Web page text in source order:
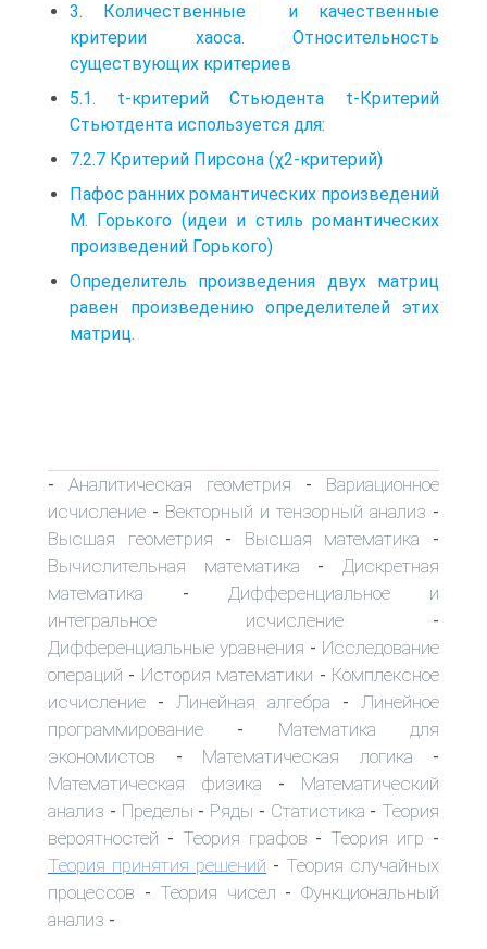
3. Количественные и качественные
критерии хаоса. Относительность
существующих критериев
5.1. t-критерий Стьюдента t-Критерий
Стьютдента используется для:
7.2.7 Критерий Пирсона (χ2-критерий)
Пафос ранних романтических произведений
М. Горького (идеи и стиль романтических
произведений Горького)
Определитель произведения двух матриц
равен произведению определителей этих
матриц.
- Аналитическая геометрия - Вариационное
исчисление - Векторный и тензорный анализ -
Высшая геометрия - Высшая математика -
Вычислительная математика -Дискретная
математика - Дифференциальное и
интегральное исчисление -
Дифференциальные уравнения - Исследование
операций - История математики - Комплексное
исчисление - Линейная алгебра - Линейное
программирование - Математика для
экономистов - Математическая логика -
Математическая физика - Математический
анализ - Пределы - Ряды - Статистика - Теория
вероятностей - Теория графов - Теория игр -
Теория принятия решений - Теория случайных
процессов - Теория чисел -Функциональный
анализ -